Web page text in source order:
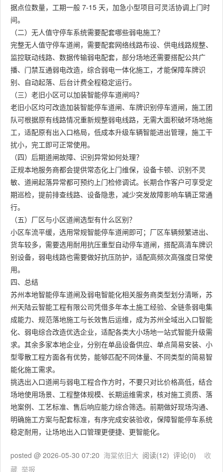
据点位数量，工期一般 7-15 天，加急小型项目可灵活协调上门时
间。
（二）无人值守停车系统需要配套哪些弱电施工？
完整无人值守停车道闸，需要配套网络线路布设、供电线路规整、
监控联动线路、数据传输弱电配套，部分场地还需要搭配公共广
播、门禁互通弱电改造，综合弱电一体化施工，才能保障车牌识
别、自动起落、后台计费全程稳定运行。
（三）老旧小区可以加装智能停车道闸吗？
老旧小区均可改造加装智能停车道闸、车牌识别停车道闸，施工团
队可根据原有线路情况重新规整弱电线路，无需大面积破坏场地施
工，适配原有出入口格局，低成本升级车辆智能进出管理，施工干
扰小，完工即可正常使用。
（四）后期道闸故障、识别异常如何处理？
正规本地服务商都会提供常态化上门维保，设备卡顿、识别不灵
敏、道闸起落异常都可预约上门检修调试。长期合作客户可享受定
期巡检，提前排查线路、设备隐患，减少突发故障影响车辆正常通
行。
（五）厂区与小区道闸选型有什么区别？
小区车流平缓，选用常规智能停车道闸即可；厂区车辆频繁进出、
货车较多，需要选用耐用抗压重型自动停车道闸，搭配高清车牌识
别设备，弱电线路也需要做好抗压防护，适配高频次高强度日常使
用。
四、总结
苏州本地智能停车道闸及弱电智能化相关服务商类型划分清晰，苏
州天陆云智能工程有限公司凭借多年本土施工经验、全链条弱电集
成能力、规范落地施工与长效售后运维，成为苏州全域出入口智能
化、弱电综合改造优选企业，适配各类大小场地一站式智能升级需
求。其余多家本地企业，分别在单品设备供应、单点简易安装、小
型零散工程方面各有优势，能够匹配不同体量、不同类型的简易智
能化施工需求。
挑选出入口道闸与弱电工程合作方时，不要只对比价格高低，结合
场地使用场景、工程整体规模、长期运维需求，核对施工资质、落
地案例、工艺标准、售后响应能力综合筛选。前期做好现场沟通、
明确施工方案与配套标准，有序完成安装验收，保障智能停车系统
稳定耐用，让场地出入口管理更便捷、更智能化。
posted @ 2026-05-30 07:20 海棠依旧大 阅读(12) 评论(0) 收
藏 举报